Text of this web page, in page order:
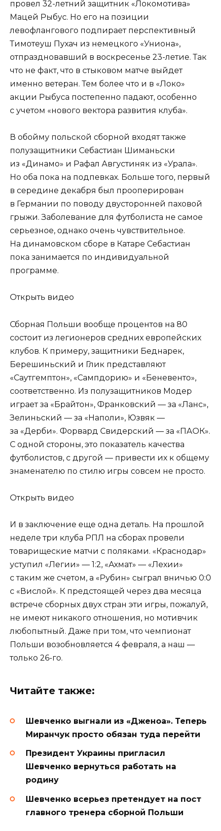
провел 32-летний защитник «Локомотива»
Мацей Рыбус. Но его на позиции
левофлангового подпирает перспективный
Тимотеуш Пухач из немецкого «Униона»,
отпраздновавший в воскресенье 23-летие. Так
что не факт, что в стыковом матче выйдет
именно ветеран. Тем более что и в «Локо»
акции Рыбуса постепенно падают, особенно
с учетом «нового вектора развития клуба».
В обойму польской сборной входят также
полузащитники Себастиан Шиманьски
из «Динамо» и Рафал Августиняк из «Урала».
Но оба пока на подпевках. Больше того, первый
в середине декабря был прооперирован
в Германии по поводу двусторонней паховой
грыжи. Заболевание для футболиста не самое
серьезное, однако очень чувствительное.
На динамовском сборе в Катаре Себастиан
пока занимается по индивидуальной
программе.
Открыть видео
Сборная Польши вообще процентов на 80
состоит из легионеров средних европейских
клубов. К примеру, защитники Беднарек,
Берешиньский и Глик представляют
«Саутгемптон», «Сампдорию» и «Беневенто»,
соответственно. Из полузащитников Модер
играет за «Брайтон», Франковский — за «Ланс»,
Зелиньский — за «Наполи», Юзвяк —
за «Дерби». Форвард Свидерский — за «ПАОК».
С одной стороны, это показатель качества
футболистов, с другой — привести их к общему
знаменателю по стилю игры совсем не просто.
Открыть видео
И в заключение еще одна деталь. На прошлой
неделе три клуба РПЛ на сборах провели
товарищеские матчи с поляками. «Краснодар»
уступил «Легии» — 1:2, «Ахмат» — «Лехии»
с таким же счетом, а «Рубин» сыграл вничью 0:0
с «Вислой». К предстоящей через два месяца
встрече сборных двух стран эти игры, пожалуй,
не имеют никакого отношения, но мотивчик
любопытный. Даже при том, что чемпионат
Польши возобновляется 4 февраля, а наш —
только 26-го.
Читайте также:
Шевченко выгнали из «Дженоа». Теперь
Миранчук просто обязан туда перейти
Президент Украины пригласил
Шевченко вернуться работать на
родину
Шевченко всерьез претендует на пост
главного тренера сборной Польши